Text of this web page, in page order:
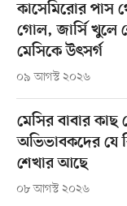
কাসেমিরোর পাস
গোল, জার্সি খুলে
মেসিকে উৎসর্গ
০৯ আগস্ট ২০২৬
মেসির বাবার কাছ
অভিভাবকদের যে
শেখার আছে
০৮ আগস্ট ২০২৬